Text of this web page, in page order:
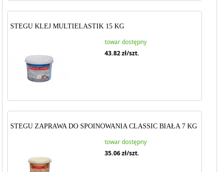
STEGU KLEJ MULTIELASTIK 15 KG
towar dostępny
43.82zł/szt.
STEGU ZAPRAWA DO SPOINOWANIA CLASSIC BIAŁA 7 KG
towar dostępny
35.06zł/szt.